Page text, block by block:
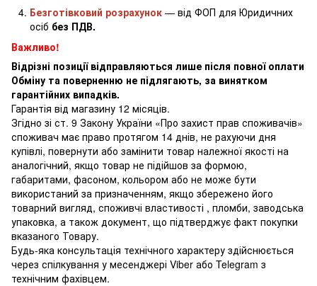
Безготівковий розрахунок — від ФОП для Юридичних
осіб без ПДВ.
Важливо!
Відрізні позиції відправляються лише після повної оплати
Обміну та поверненню не підлягають, за винятком
гарантійних випадків.
Гарантія від магазину 12 місяців.
Згідно зі ст. 9 Закону України «Про захист прав споживачів»
споживач має право протягом 14 днів, не рахуючи дня
купівлі, повернути або замінити товар належної якості на
аналогічний, якщо товар не підійшов за формою,
габаритами, фасоном, кольором або не може бути
використаний за призначенням, якщо збережено його
товарний вигляд, споживчі властивості , пломби, заводська
упаковка, а також документ, що підтверджує факт покупки
вказаного Товару.
Будь-яка консультація технічного характеру здійснюється
через спілкування у месенджері Viber або Telegram з
технічним фахівцем.